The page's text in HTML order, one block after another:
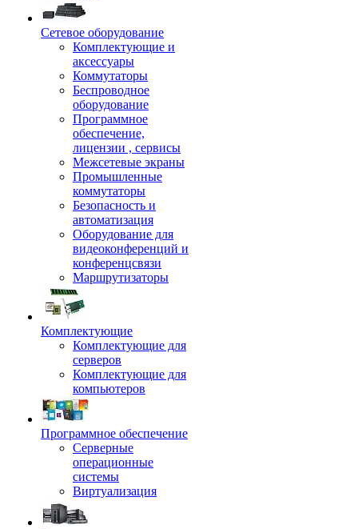
Сетевое оборудование
Комплектующие и
аксессуары
Коммутаторы
Беспроводное
оборудование
Программное
обеспечение,
лицензии , сервисы
Межсетевые экраны
Промышленные
коммутаторы
Безопасность и
автоматизация
Оборудование для
видеоконференций и
конференцсвязи
Маршрутизаторы
Комплектующие
Комплектующие для
серверов
Комплектующие для
компьютеров
Программное обеспечение
Серверные
операционные
системы
Виртуализация